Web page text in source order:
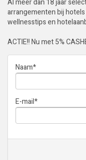
Al meer dan 18 jaar
arrangementen bij
wellnesstips en
ACTIE!! Nu met 5%
Naam*
E-mail*